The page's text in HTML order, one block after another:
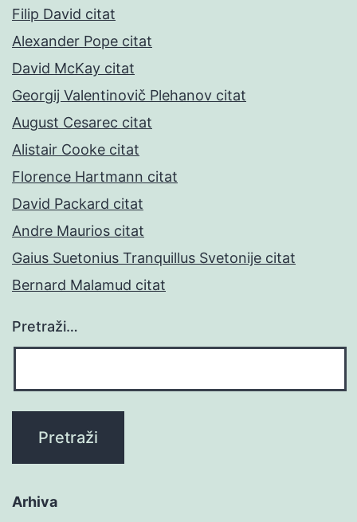
Filip David citat
Alexander Pope citat
David McKay citat
Georgij Valentinovič Plehanov citat
August Cesarec citat
Alistair Cooke citat
Florence Hartmann citat
David Packard citat
Andre Maurios citat
Gaius Suetonius Tranquillus Svetonije citat
Bernard Malamud citat
Pretraži…
Arhiva